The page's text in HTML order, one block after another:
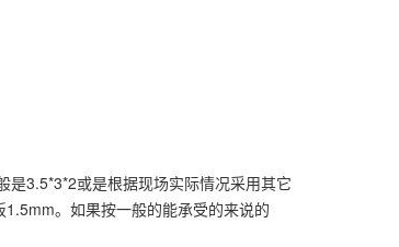
是3.5*3*2或是根据现场实际情况采用其它
。如果按一般的能承受的来说的